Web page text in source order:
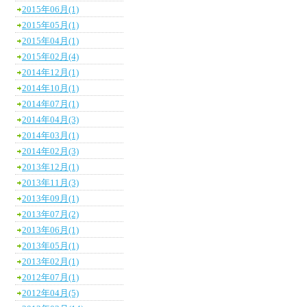
2015年06月(1)
2015年05月(1)
2015年04月(1)
2015年02月(4)
2014年12月(1)
2014年10月(1)
2014年07月(1)
2014年04月(3)
2014年03月(1)
2014年02月(3)
2013年12月(1)
2013年11月(3)
2013年09月(1)
2013年07月(2)
2013年06月(1)
2013年05月(1)
2013年02月(1)
2012年07月(1)
2012年04月(5)